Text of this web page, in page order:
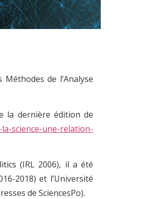
de l’Analyse
la dernière édition de
science-une-relation-
(IRL 2006), il a été
2018) et l’Université
de SciencesPo).